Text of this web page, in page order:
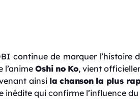
continue de marquer l’histoire
l’animeOshi no Ko, vient
ainsi la chanson la plus
inédite qui confirme l’influence